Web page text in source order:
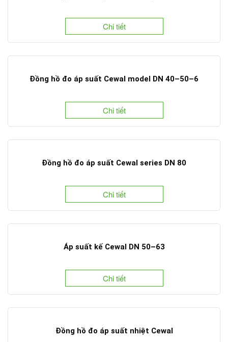
Chi tiết
Đồng hồ đo áp suất Cewal model DN 40–50–6
Chi tiết
Đồng hồ đo áp suất Cewal series DN 80
Chi tiết
Áp suất kế Cewal DN 50–63
Chi tiết
Đồng hồ đo áp suất nhiệt Cewal